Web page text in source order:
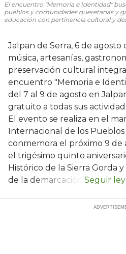
El encuentro "Memoria e Identidad"
pueblos y comunidades queretanas y
educación con pertinencia cultural y
Jalpan de Serra, 6 de agosto
música, artesanías,
preservación cultural
encuentro "Memoria e
del 7 al 9 de agosto en
gratuito a todas sus
El evento se realiza en el
Internacional de los
conmemora el próximo 9 de
el trigésimo quinto
Histórico de la Sierra Gorda
de la demarcación.